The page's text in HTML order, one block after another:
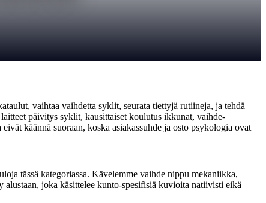
vaihtaa vaihdetta syklit, seurata tiettyjä rutiineja, ja tehdä
päivitys syklit, kausittaiset koulutus ikkunat, vaihde-
käännä suoraan, koska asiakassuhde ja osto psykologia ovat
tässä kategoriassa. Kävelemme vaihde nippu mekaniikka,
joka käsittelee kunto-spesifisiä kuvioita natiivisti eikä